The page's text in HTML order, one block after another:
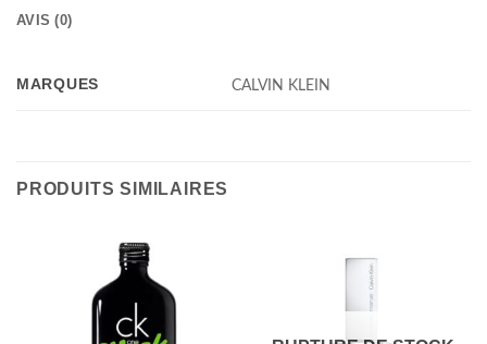
AVIS (0)
MARQUES CALVIN KLEIN
PRODUITS SIMILAIRES